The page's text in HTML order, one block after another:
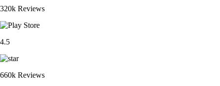
320k Reviews
4.5
660k Reviews